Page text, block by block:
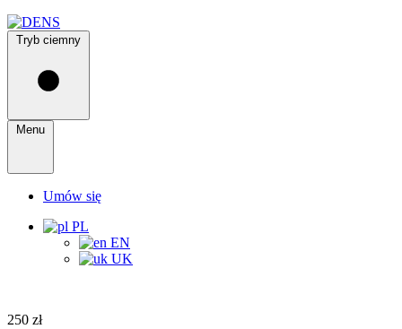
Tryb ciemny
Menu
Umów się
PL
EN
UK
250 zł